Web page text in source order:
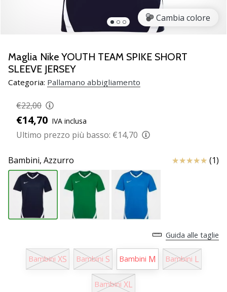
da
pallamano
PUMA
Accelerate
SQD
5!
Conosci
tecnici
valuta
vale
la…
25. 11. 2024
Tempo di lettura: 1 min.
Cambia colore
Maglia Nike YOUTH TEAM SPIKE SHORT
SLEEVE JERSEY
Categoria: Pallamano abbigliamento
€22,00
€14,70 IVA inclusa
Ultimo prezzo più basso: €14,70
Bambini, Azzurro Recensioni(1)
Guida alle taglie
Bambini XS Bambini S Bambini M Bambini L
Bambini XL